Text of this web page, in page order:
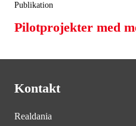
Publikation
Pilotprojekter med
Kontakt
Realdania